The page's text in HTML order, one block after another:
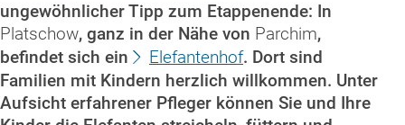
ungewöhnlicher Tipp zum Etappenende: In
Platschow, ganz in der Nähe von Parchim,
befindet sich ein
Elefantenhof. Dort sind
Familien mit Kindern herzlich willkommen. Unter
Aufsicht erfahrener Pfleger können Sie und Ihre